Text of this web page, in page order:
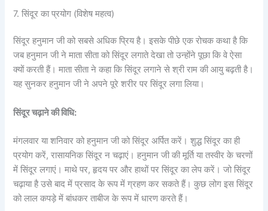
7. सिंदूर का प्रयोग (विशेष महत्व)
सिंदूर हनुमान जी को सबसे अधिक प्रिय है। इसके पीछे एक रोचक कथा है कि
जब हनुमान जी ने माता सीता को सिंदूर लगाते देखा तो उन्होंने पूछा कि वे ऐसा
क्यों करती हैं। माता सीता ने कहा कि सिंदूर लगाने से श्री राम की आयु बढ़ती है।
यह सुनकर हनुमान जी ने अपने पूरे शरीर पर सिंदूर लगा लिया।
सिंदूर चढ़ाने की विधि:
मंगलवार या शनिवार को हनुमान जी को सिंदूर अर्पित करें। शुद्ध सिंदूर का ही
प्रयोग करें, रासायनिक सिंदूर न चढ़ाएं। हनुमान जी की मूर्ति या तस्वीर के चरणों
में सिंदूर लगाएं। माथे पर, हृदय पर और हाथों पर सिंदूर का लेप करें। जो सिंदूर
चढ़ाया है उसे बाद में प्रसाद के रूप में ग्रहण कर सकते हैं। कुछ लोग इस सिंदूर
को लाल कपड़े में बांधकर ताबीज के रूप में धारण करते हैं।